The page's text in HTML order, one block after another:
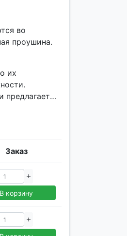
во
проушина.
их
Заказ
В корзину